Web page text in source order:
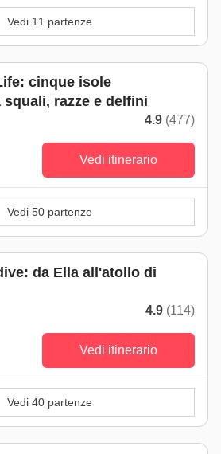
Vedi 11 partenze
cinque isole
razze e delfini
4.9 (477)
Vedi itinerario
Vedi 50 partenze
da Ella all'atollo di
4.9 (114)
Vedi itinerario
Vedi 40 partenze